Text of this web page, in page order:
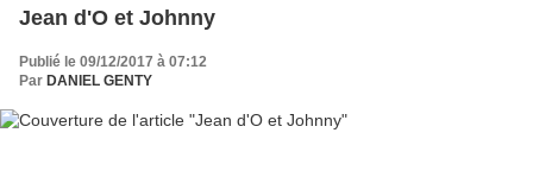
Jean d'O et Johnny
Publié le 09/12/2017 à 07:12
Par DANIEL GENTY